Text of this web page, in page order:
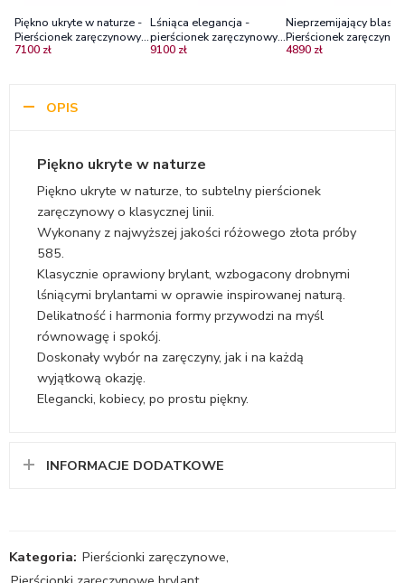
Piękno ukryte w naturze -
Pierścionek zaręczynowy z
różowego złota z
7100 zł
Lśniąca elegancja -
pierścionek zaręczynowy,
różowe złoto z
9100 zł
Nieprzemijający blask -
Pierścionek
diamentami, różowe
4890 zł
OPIS
Piękno ukryte w naturze
Piękno ukryte w naturze, to subtelny pierścionek
zaręczynowy o klasycznej linii.
Wykonany z najwyższej jakości różowego złota próby
585.
Klasycznie oprawiony brylant, wzbogacony drobnymi
lśniącymi brylantami w oprawie inspirowanej naturą.
Delikatność i harmonia formy przywodzi na myśl
równowagę i spokój.
Doskonały wybór na zaręczyny, jak i na każdą
wyjątkową okazję.
Elegancki, kobiecy, po prostu piękny.
INFORMACJE DODATKOWE
Kategoria: Pierścionki zaręczynowe,